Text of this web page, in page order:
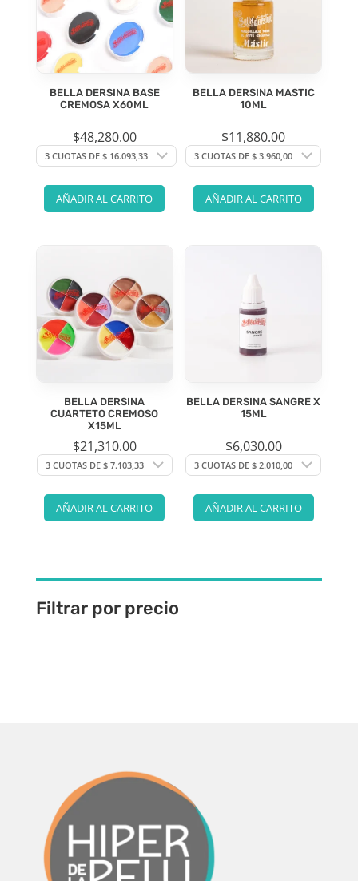
BELLA DERSINA BASE
CREMOSA X60ML
$48,280.00
AÑADIR AL CARRITO
BELLA DERSINA MASTIC
10ML
$11,880.00
AÑADIR AL CARRITO
BELLA DERSINA
CUARTETO CREMOSO
X15ML
$21,310.00
AÑADIR AL CARRITO
BELLA DERSINA SANGRE X
15ML
$6,030.00
AÑADIR AL CARRITO
Filtrar por precio